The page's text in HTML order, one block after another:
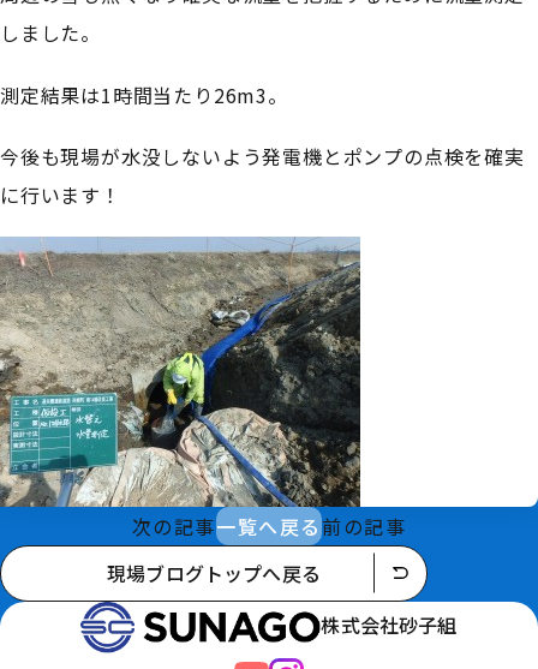
しました。
測定結果は1時間当たり26m3。
今後も現場が水没しないよう発電機とポンプの点検を確実
に行います！
次の記事一覧へ戻る前の記事
現場ブログトップへ戻る
株式会社砂子組